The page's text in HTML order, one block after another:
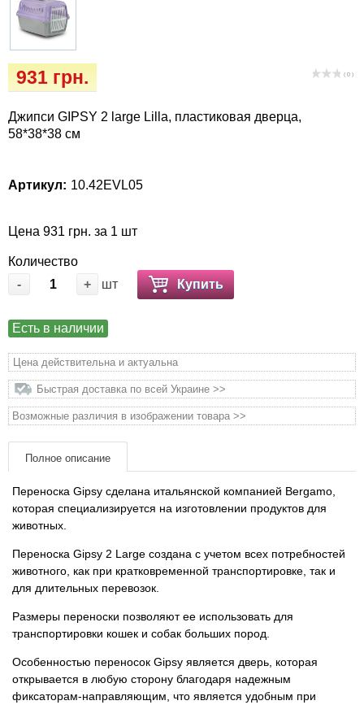
( 0 )
931 грн.
Джипси GIPSY 2 large Lilla, пластиковая дверца,
58*38*38 см
Артикул: 10.42EVL05
Цена 931 грн. за 1 шт
Количество
-
+ шт Купить
Есть в наличии
Цена действительна и актуальна
Быстрая доставка по всей Украине >>
Возможные различия в изображении товара >>
Полное описание
Переноска Gipsy сделана итальянской компанией Bergamo,
которая специализируется на изготовлении продуктов для
животных.
Переноска Gipsy 2 Large создана с учетом всех потребностей
животного, как при кратковременной транспортировке, так и
для длительных перевозок.
Размеры переноски позволяют ее использовать для
транспортировки кошек и собак больших пород.
Особенностью переносок Gipsy является дверь, которая
открывается в любую сторону благодаря надежным
фиксаторам-направляющим, что является удобным при
Ласощі та корма
Vet Diet Canine Wet – ветеринарные диеты
для собак
Лежаки, домики, охлаждая коврики
Миски, автокормушки, поилки
расходные материалы
Товары для голубей
Товары для грызунов
Товары для людей
Хозряд - хозтовары оптом
Популярные зоотовары